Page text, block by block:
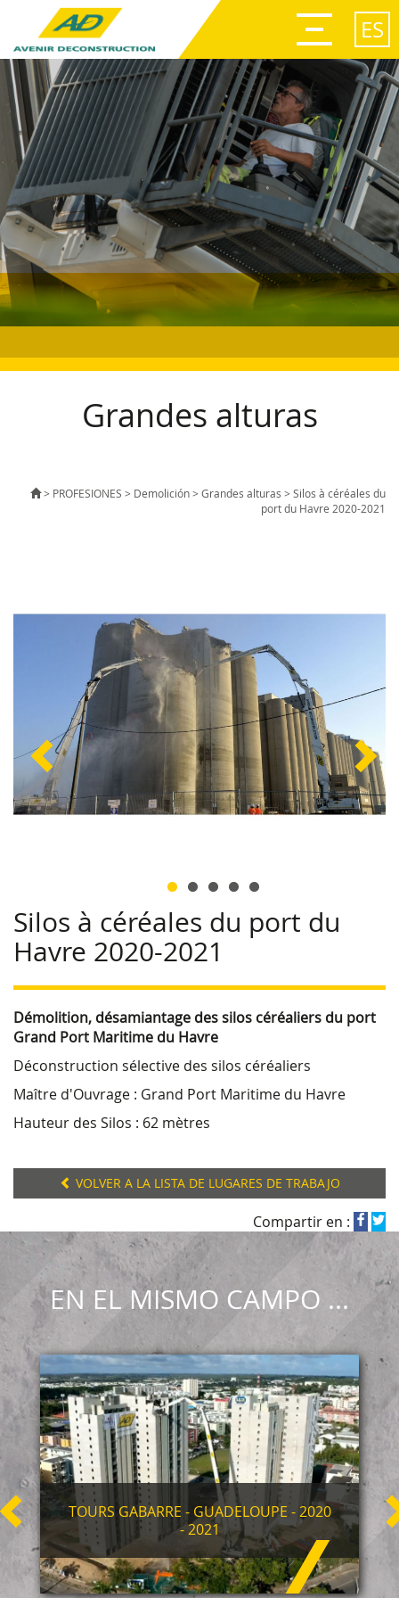
ES
Afficher
le
menu
Grandes alturas
> PROFESIONES > Demolición> Grandes alturas > Silos à céréales du
port du Havre 2020-2021
Silos à céréales du port du
Havre 2020-2021
Démolition, désamiantage des silos céréaliers du port
Grand Port Maritime du Havre
Déconstruction sélective des silos céréaliers
Maître d'Ouvrage : Grand Port Maritime du Havre
Hauteur des Silos : 62 mètres
VOLVER A LA LISTA DE LUGARES DE TRABAJO
Compartir en :
EN EL MISMO CAMPO ...
TOURS GABARRE - GUADELOUPE - 2020
- 2021